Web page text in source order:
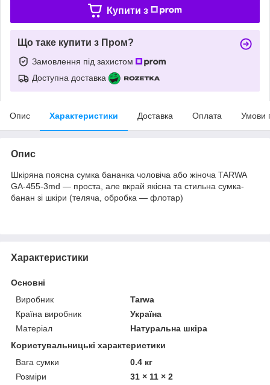
Купити з
Що таке купити з Пром?
Замовлення під захистом
Доступна доставка
Опис Характеристики Доставка Оплата Умови
Опис
Шкіряна поясна сумка бананка чоловіча або жіноча TARWA
GA-455-3md — проста, але вкрай якісна та стильна сумка-
банан зі шкіри (теляча, обробка — флотар)
Характеристики
Основні
Виробник
Tarwa
Країна виробник
Україна
Матеріал
Натуральна шкіра
Користувальницькі характеристики
Вага сумки
0.4 кг
Розміри
31 × 11 × 2